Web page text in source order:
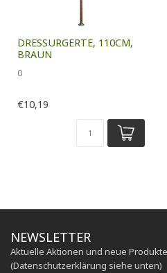
DRESSURGERTE, 110CM,
BRAUN
0
€10,19
NEWSLETTER
Aktuelle Aktionen und neue
(Datenschutzerklärung siehe unten)